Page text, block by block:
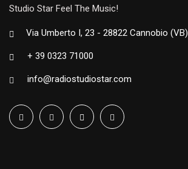
Studio Star Feel The Music!
Via Umberto I, 23 - 28822 Cannobio (VB)
+ 39 0323 71000
info@radiostudiostar.com